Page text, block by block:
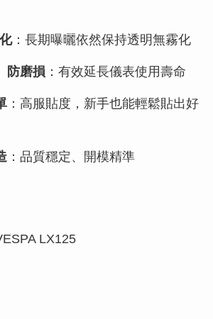
：長期曝曬依然保持透明無霧化
防磨損 ：有效延長儀表使用壽命
：高服貼度，新手也能輕鬆貼出好
：品質穩定、開模精準
LX125